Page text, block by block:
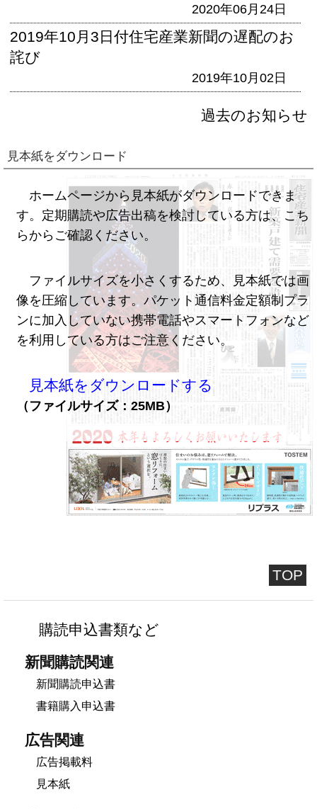
2020年06月24日
2019年10月3日付住宅産業新聞の遅配のお
詫び
2019年10月02日
過去のお知らせ
見本紙をダウンロード
ホームページから見本紙がダウンロードできま
す。定期購読や広告出稿を検討している方は、こち
らからご確認ください。
ファイルサイズを小さくするため、見本紙では画
像を圧縮しています。パケット通信料金定額制プラ
ンに加入していない携帯電話やスマートフォンなど
を利用している方はご注意ください。
見本紙をダウンロードする
（ファイルサイズ：25MB）
TOP
購読申込書類など
新聞購読関連
新聞購読申込書
書籍購入申込書
広告関連
広告掲載料
見本紙